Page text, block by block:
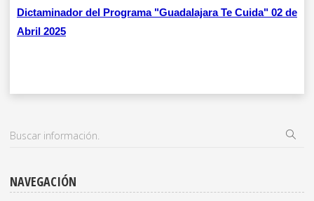
Dictaminador del Programa "Guadalajara Te Cuida" 02 de
Abril 2025
NAVEGACIÓN